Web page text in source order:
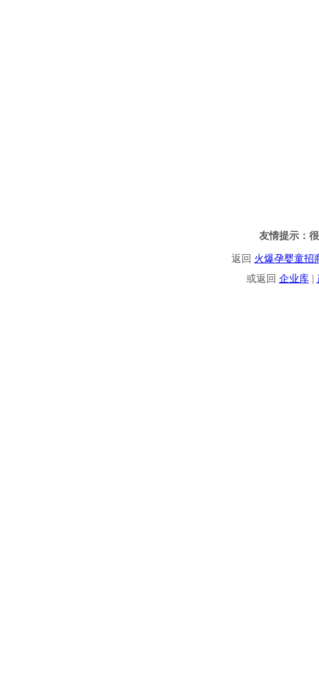
友情提示：
返回 火爆孕婴童招
或返回 企业库|